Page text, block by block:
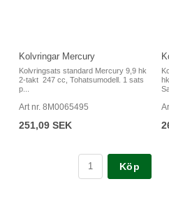
Kolvringar Mercury
Kolvringsats standard Mercury 9,9 hk
2-takt 247 cc, Tohatsumodell. 1 sats
p...
Art nr. 8M0065495
251,09 SEK
Köp